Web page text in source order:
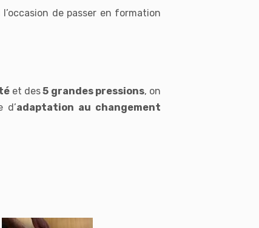
de passer en formation
et des5 grandes pressions, on
d’adaptation au changement